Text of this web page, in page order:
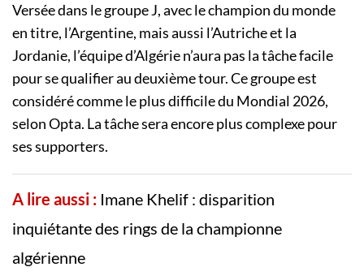
Versée dans le groupe J, avec le champion du monde
en titre, l’Argentine, mais aussi l’Autriche et la
Jordanie, l’équipe d’Algérie n’aura pas la tâche facile
pour se qualifier au deuxième tour. Ce groupe est
considéré comme le plus difficile du Mondial 2026,
selon Opta. La tâche sera encore plus complexe pour
ses supporters.
A lire aussi : Imane Khelif : disparition
inquiétante des rings de la championne
algérienne